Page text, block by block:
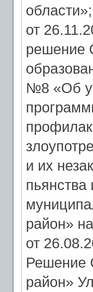
области»;
от
решение
№8 «Об
и их
пьянства
район»
от
Решение
район»